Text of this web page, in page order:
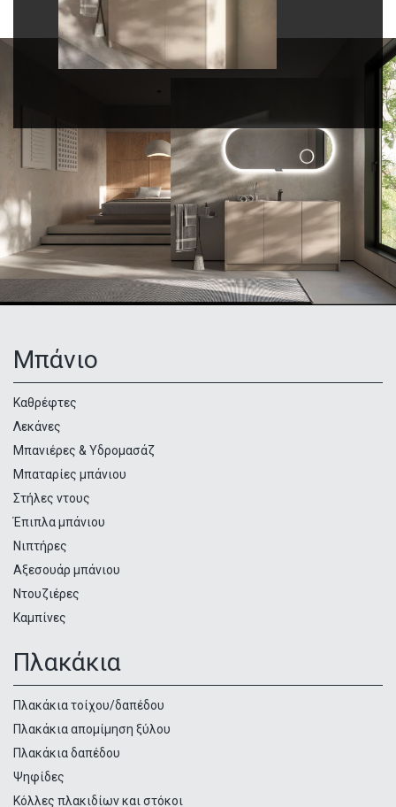
Κατηγορίες
προϊόντων
Μπάνιο
Καθρέφτες
Λεκάνες
Μπανιέρες & Υδρομασάζ
Μπαταρίες μπάνιου
Στήλες ντους
Έπιπλα μπάνιου
Νιπτήρες
Αξεσουάρ μπάνιου
Ντουζιέρες
Καμπίνες
Πλακάκια
Πλακάκια τοίχου/δαπέδου
Πλακάκια απομίμηση ξύλου
Πλακάκια δαπέδου
Ψηφίδες
Κόλλες πλακιδίων και στόκοι